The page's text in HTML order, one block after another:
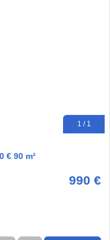
1 / 1
€ 90 m²
990 €